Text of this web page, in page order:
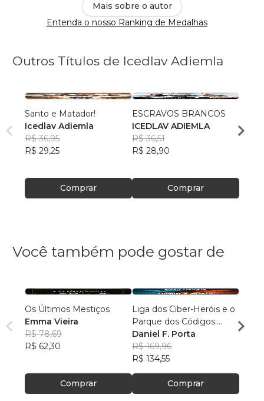
Mais sobre o autor
Entenda o nosso Ranking de Medalhas
Outros Títulos de Icedlav Adiemla
Santo e Matador!
Icedlav Adiemla
R$ 36,95
R$ 29,25
Comprar
ESCRAVOS BRANCOS
ICEDLAV ADIEMLA
R$ 36,51
R$ 28,90
Comprar
R$
Você também pode gostar de
Os Últimos Mestiços
Emma Vieira
R$ 78,69
R$ 62,30
Comprar
Liga dos Ciber-Heróis e o
Parque dos Códigos:
Rumo ao Desconhecido
Daniel F. Porta
R$ 169,96
R$ 134,55
Comprar
R$